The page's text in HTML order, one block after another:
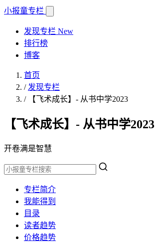
小报童专栏
发现专栏 New
排行榜
博客
首页
/ 发现专栏
/
【飞术成长】- 从书中学2023
【飞术成长】- 从书中学2023
开卷满是智慧
专栏简介
我能得到
目录
读者趋势
价格趋势